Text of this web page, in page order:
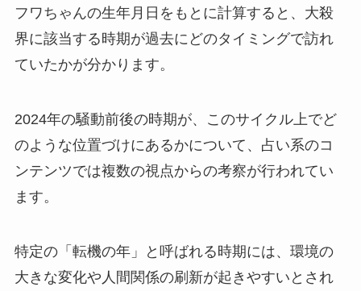
フワちゃんの生年月日をもとに計算すると、大殺
界に該当する時期が過去にどのタイミングで訪れ
ていたかが分かります。
2024年の騒動前後の時期が、このサイクル上でど
のような位置づけにあるかについて、占い系のコ
ンテンツでは複数の視点からの考察が行われてい
ます。
特定の「転機の年」と呼ばれる時期には、環境の
大きな変化や人間関係の刷新が起きやすいとされ